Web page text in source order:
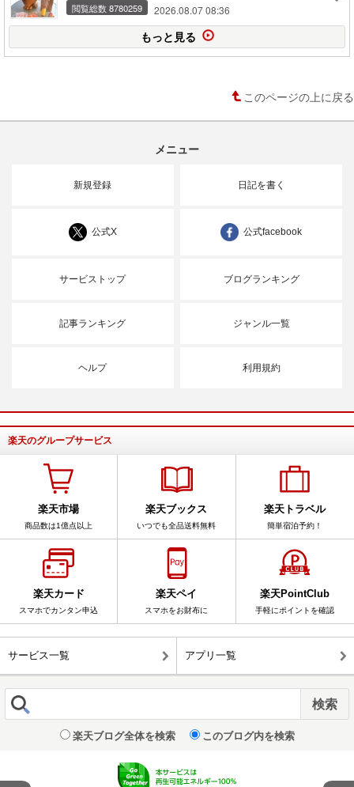
閲覧総数 8780259 2026.08.07 08:36
もっと見る
このページの上に戻る
メニュー
新規登録 日記を書く
公式X 公式facebook
サービストップ ブログランキング
記事ランキング ジャンル一覧
ヘルプ 利用規約
楽天のグループサービス
楽天市場
商品数は1億点以上
楽天ブックス
いつでも全品送料無料
楽天トラベル
簡単宿泊予約！
楽天カード
スマホでカンタン申込
楽天ペイ
スマホをお財布に
楽天PointClub
手軽にポイントを確認
サービス一覧 アプリ一覧
楽天ブログ全体を検索 このブログ内を検索